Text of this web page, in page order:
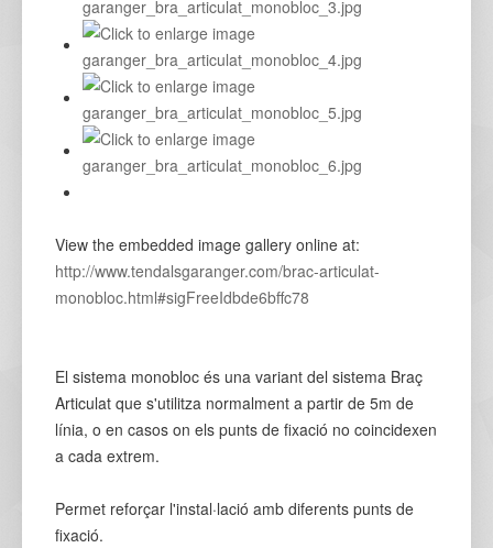
View the embedded image gallery online at:
http://www.tendalsgaranger.com/brac-articulat-
monobloc.html#sigFreeIdbde6bffc78
El sistema monobloc és una variant del sistema Braç
Articulat que s'utilitza normalment a partir de 5m de
línia, o en casos on els punts de fixació no coincidexen
a cada extrem.
Permet reforçar l'instal·lació amb diferents punts de
fixació.